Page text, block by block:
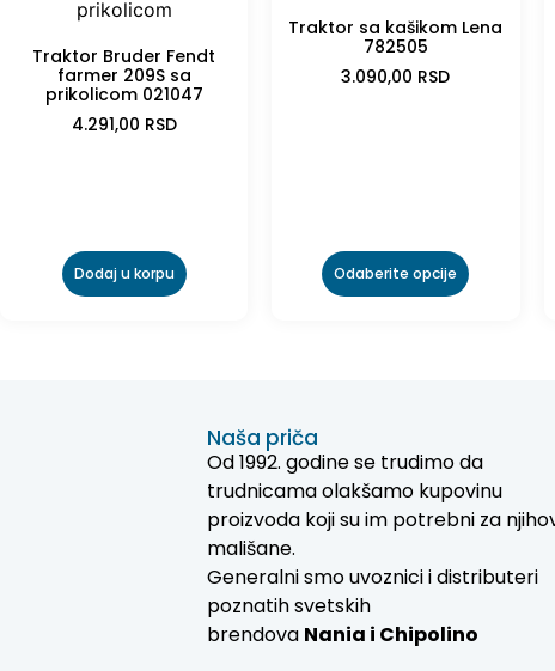
Traktor Bruder Fendt
farmer 209S sa
prikolicom 021047
4.291,00 RSD
Dodaj u korpu
Traktor sa kašikom Lena
782505
3.090,00 RSD
Odaberite opcije
Naša priča
Od 1992. godine se trudimo da
trudnicama olakšamo kupovinu
proizvoda koji su im potrebni za
mališane.
Generalni smo uvoznici i distributeri
poznatih svetskih
brendova Nania i Chipolino